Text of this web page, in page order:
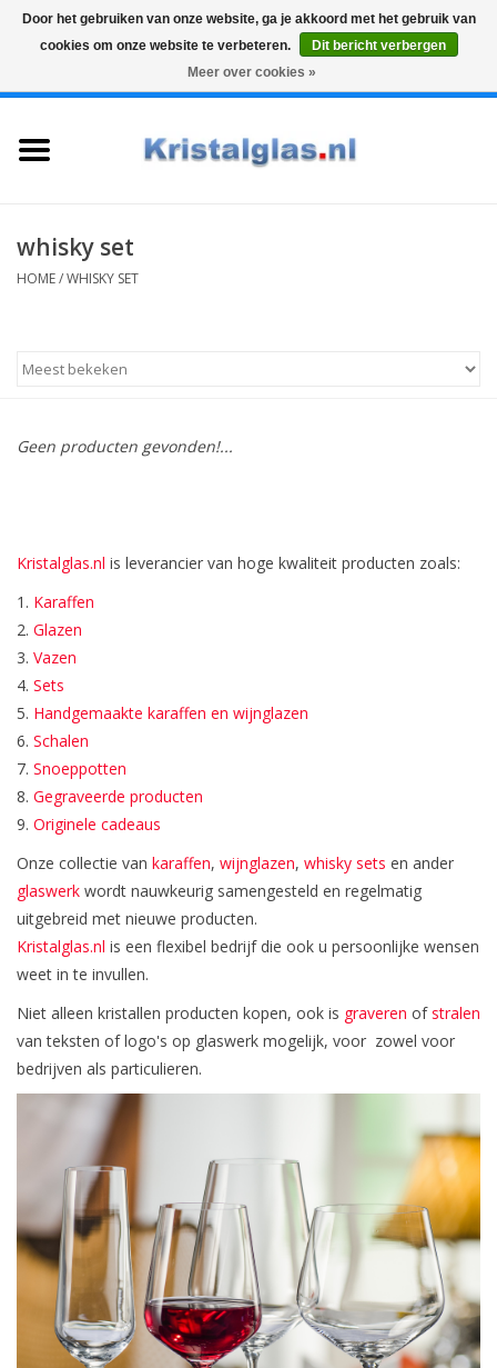
Graveren
Karaffen
whisky set
HOME/WHISKY SET
Geen producten gevonden!...
Kristalglas.nl is leverancier van hoge kwaliteit producten zoals:
1. Karaffen
2. Glazen
3. Vazen
4. Sets
5. Handgemaakte karaffen en wijnglazen
6. Schalen
7. Snoeppotten
8. Gegraveerde producten
9. Originele cadeaus
Onze collectie van karaffen, wijnglazen, whisky sets en ander
glaswerk wordt nauwkeurig samengesteld en regelmatig
uitgebreid met nieuwe producten.
Kristalglas.nl is een flexibel bedrijf die ook u persoonlijke wensen
weet in te invullen.
Niet alleen kristallen producten kopen, ook is graveren ofstralen
van teksten of logo's op glaswerk mogelijk, voor zowel voor
bedrijven als particulieren.
Door het gebruiken van onze website, ga je akkoord met het gebruik van
cookies om onze website te verbeteren.
Dit bericht verbergen
Meer over cookies »